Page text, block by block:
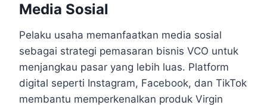
Media Sosial
Pelaku usaha memanfaatkan media sosial
sebagai strategi pemasaran bisnis VCO untuk
menjangkau pasar yang lebih luas. Platform
digital seperti Instagram, Facebook, dan TikTok
membantu memperkenalkan produk Virgin